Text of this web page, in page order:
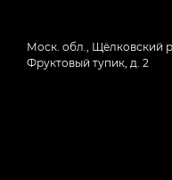
Моск. обл., Щёлковский
Фруктовый тупик, д. 2